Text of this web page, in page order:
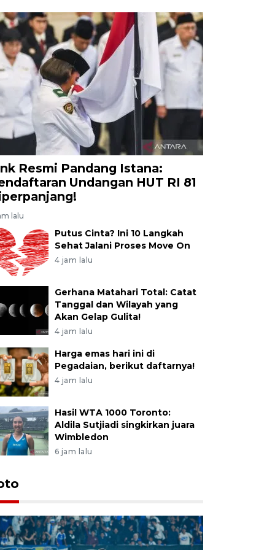
Resmi Pandang Istana:
Undangan HUT RI 81
lalu
Putus Cinta? Ini 10 Langkah
Sehat Jalani Proses Move On
4 jam lalu
Gerhana Matahari Total: Catat
Tanggal dan Wilayah yang
Akan Gelap Gulita!
4 jam lalu
Harga emas hari ini di
Pegadaian, berikut daftarnya!
4 jam lalu
Hasil WTA 1000 Toronto:
Aldila Sutjiadi singkirkan juara
Wimbledon
6 jam lalu